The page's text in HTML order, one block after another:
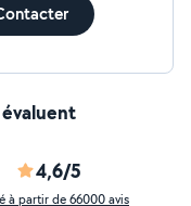
4,6/5
à partir de 66000 avis